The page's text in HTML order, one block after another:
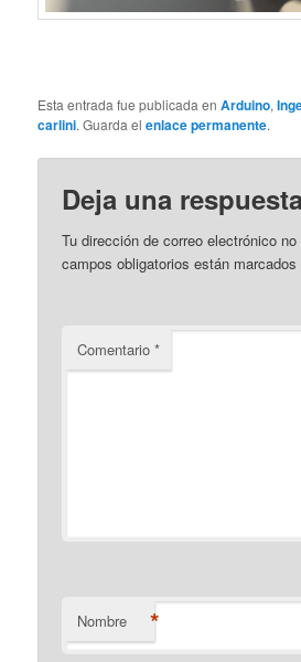
Esta entrada fue publicada enArduino,
carlini. Guarda elenlace permanente.
Deja una
Tu dirección de correo electrónico
campos obligatorios están
Comentario*
Nombre *